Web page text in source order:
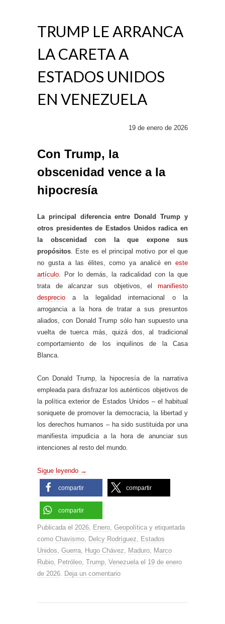
TRUMP LE ARRANCA
LA CARETA A
ESTADOS UNIDOS
EN VENEZUELA
19 de enero de 2026
Con Trump, la
obscenidad vence a la
hipocresía
La principal diferencia entre Donald Trump y
otros presidentes de Estados Unidos radica en
la obscenidad con la que expone sus
propósitos . Este es el principal motivo por el que
no gusta a las élites, como ya analicé en este
artículo . Por lo demás, la radicalidad con la que
trata de alcanzar sus objetivos, el manifiesto
desprecio a la legalidad internacional o la
arrogancia a la hora de tratar a sus presuntos
aliados, con Donald Trump sólo han supuesto una
vuelta de tuerca más, quizá dos, al tradicional
comportamiento de los inquilinos de la Casa
Blanca.
Con Donald Trump, la hipocresía de la narrativa
empleada para disfrazar los auténticos objetivos de
la política exterior de Estados Unidos – el habitual
soniquete de promover la democracia, la libertad y
los derechos humanos – ha sido sustituida por una
manifiesta impudicia a la hora de anunciar sus
intenciones al resto del mundo.
Sigue leyendo →
compartir compartir
compartir
Publicada el 2026 Enero Geopolítica y etiquetada
como Chavismo Delcy Rodríguez
Estados
Unidos Guerra Hugo Chávez Maduro
Marco
Rubio
Petróleo Trump Venezuela el 19 de enero
de 2026
Deja un comentario